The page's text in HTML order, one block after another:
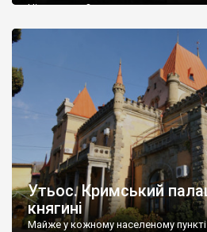
Ніжин греки?
Утьос. Кримський
княгині
Майже у кожному населеному